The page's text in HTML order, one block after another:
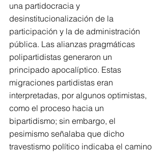
una partidocracia y
desinstitucionalización de la
participación y la de administración
pública. Las alianzas pragmáticas
polipartidistas generaron un
principado apocalíptico. Estas
migraciones partidistas eran
interpretadas, por algunos optimistas,
como el proceso hacia un
bipartidismo; sin embargo, el
pesimismo señalaba que dicho
travestismo político indicaba el camino